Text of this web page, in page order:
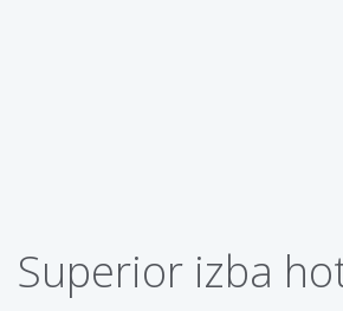
Superior izba